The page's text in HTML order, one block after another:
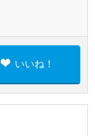
いいね！